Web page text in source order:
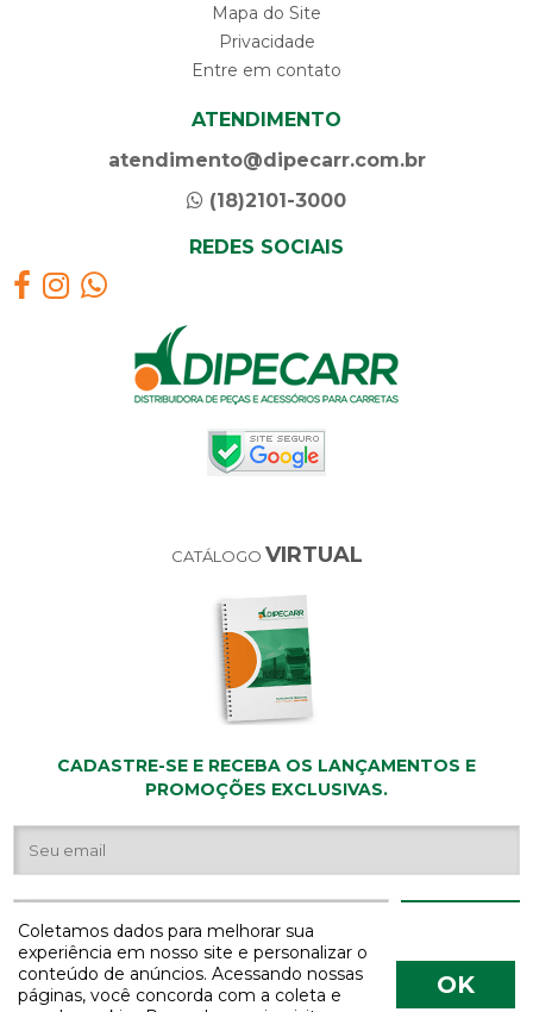
Mapa do Site
Privacidade
Entre em contato
ATENDIMENTO
atendimento@dipecarr.com.br
(18)2101-3000
REDES SOCIAIS
CATÁLOGO VIRTUAL
CADASTRE-SE E RECEBA OS LANÇAMENTOS E
PROMOÇÕES EXCLUSIVAS.
Coletamos dados para melhorar sua
experiência em nosso site e personalizar o
conteúdo de anúncios. Acessando nossas
páginas, você concorda com a coleta e
OK